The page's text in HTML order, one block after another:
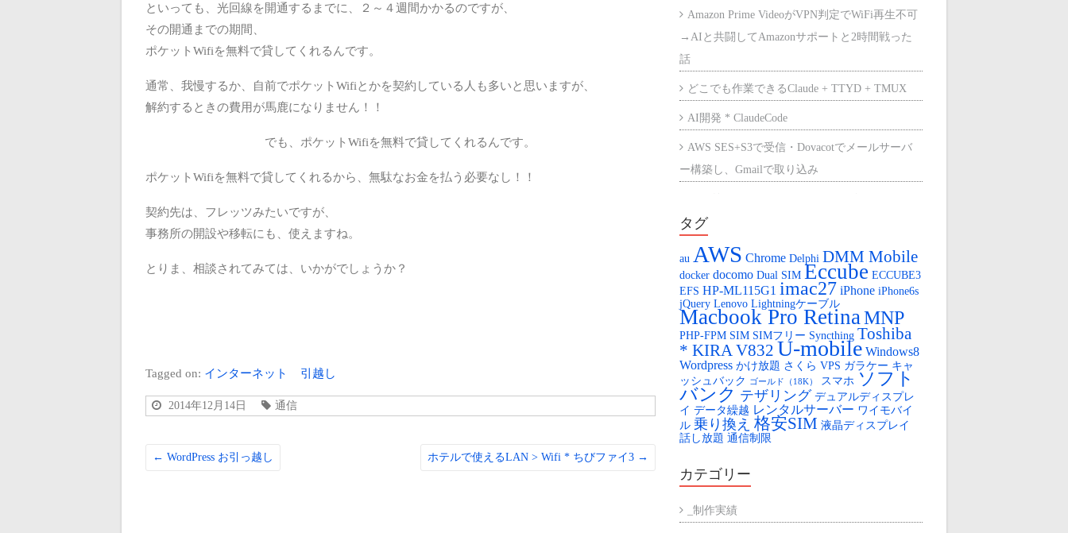
といっても、光回線を開通するまでに、２～４週間かかるのですが、
その開通までの期間、
ポケットWifiを無料で貸してくれるんです。
通常、我慢するか、自前でポケットWifiとかを契約している人も多いと思いますが、
解約するときの費用が馬鹿になりません！！
でも、ポケットWifiを無料で貸してくれるんです。
ポケットWifiを無料で貸してくれるから、無駄なお金を払う必要なし！！
契約先は、フレッツみたいですが、
事務所の開設や移転にも、使えますね。
とりま、相談されてみては、いかがでしょうか？
Tagged on: インターネット 引越し
2014年12月14日 通信
← WordPress お引っ越し ホテルで使えるLAN > Wifi * ちびファイ3 →
Amazon Prime VideoがVPN判定でWiFi再生不可
→AIと共闘してAmazonサポートと2時間戦った
話
どこでも作業できるClaude + TTYD + TMUX
AI開発 * ClaudeCode
AWS SES+S3で受信・Dovacotでメールサーバ
ー構築し、Gmailで取り込み
ントする。
楽天ひかり（クロスパスとPPPoEで冗長化）
Kagoya Cloud VPSの盲点（AWSからの移行）
KAGOYA Cloud VPS 無料SSL
配膳ロボット
Youtube のLIVE配信用URLを固定する
タグ
au AWS Chrome Delphi DMM Mobile
docker docomo Dual SIM Eccube ECCUBE3
EFS HP-ML115G1 imac27 iPhone iPhone6s
jQuery Lenovo Lightningケーブル
Macbook Pro RetinaMNP
PHP-FPM SIM SIMフリー Syncthing Toshiba
* KIRA V832 U-mobile Windows8
Wordpress かけ放題 さくら VPS ガラケー キャ
ッシュバック
ゴールド（18K） スマホ ソフト
バンク テザリング デュアルディスプレ
イ データ繰越 レンタルサーバー ワイモバイ
ル 乗り換え 格安SIM 液晶ディスプレイ
話し放題 通信制限
カテゴリー
_制作実績